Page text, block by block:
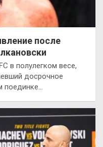
после
в полулегком весе,
досрочное
поединке…